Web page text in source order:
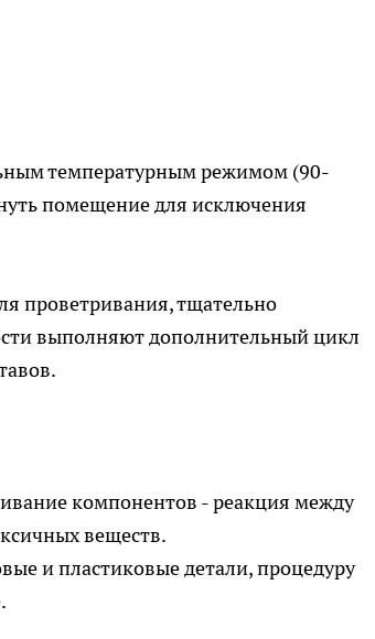
температурным режимом (90-
помещение для исключения
проветривания, тщательно
выполняют дополнительный цикл
компонентов - реакция между
веществ.
и пластиковые детали, процедуру